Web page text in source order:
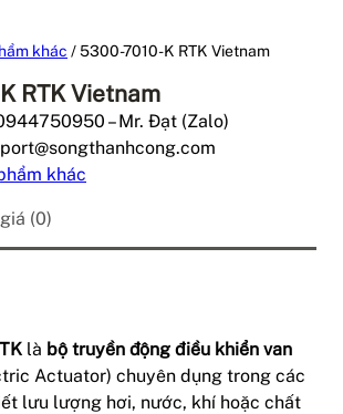
khác / 5300-7010-K RTK Vietnam
RTK Vietnam
– Mr. Đạt (Zalo)
khác
(0)
là bộ truyền động điều khiển van
Actuator) chuyên dụng trong các
lưu lượng hơi, nước, khí hoặc chất